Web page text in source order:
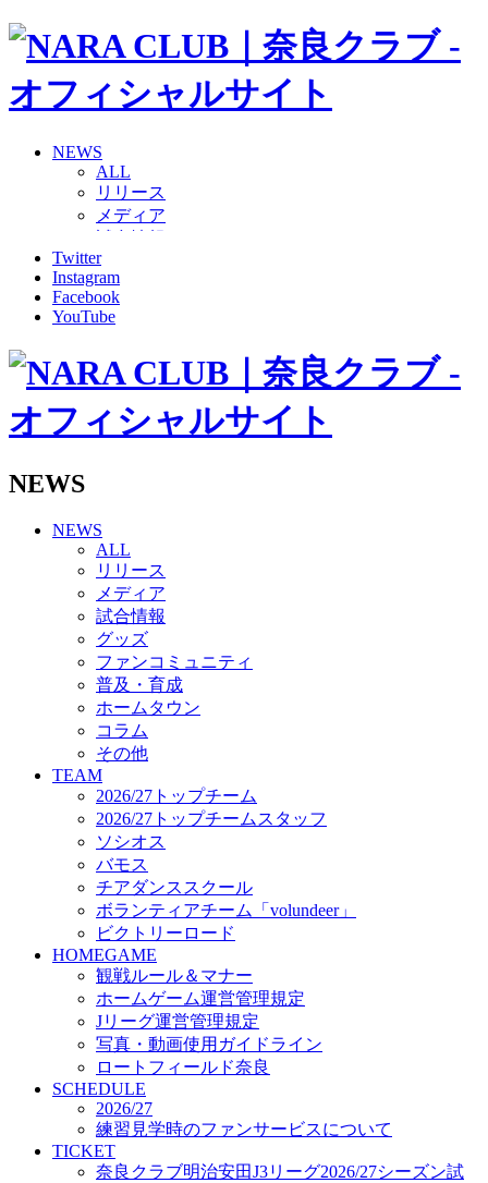
NEWS
ALL
リリース
メディア
グッズ
ファンコミュニティ
普及・育成
ホームタウン
その他
2026/27トップチーム
2026/27トップチームスタッフ
ボランティアチーム「volundeer」
ビクトリーロード
HOMEGAME
観戦ルール＆マナー
ホームゲーム運営管理規定
Jリーグ運営管理規定
写真・動画使用ガイドライン
ロートフィールド奈良
SCHEDULE
2026/27
練習見学時のファンサービスについて
TICKET
奈良クラブ明治安田J3リーグ2026/27シーズン試
合観戦チケット
奈良クラブ明治安田Ｊ3リーグ 2026/27シーズン
「鹿パス」
観戦ルール＆マナー
FANCOMMUNITY
2026/27ファンコミュニティ
サポートショップ
GOODS
オフィシャルストア（実店舗）
オンラインストア
ACADEMY
アカデミーについて
プロジェクト
コーチ&スタッフ
ジュニア
ジュニアユース
ユース
Twitter
Instagram
Facebook
YouTube
NEWS
NEWS
ALL
リリース
メディア
試合情報
グッズ
ファンコミュニティ
普及・育成
ホームタウン
コラム
その他
TEAM
2026/27トップチーム
2026/27トップチームスタッフ
ソシオス
バモス
チアダンススクール
ボランティアチーム「volundeer」
ビクトリーロード
HOMEGAME
観戦ルール＆マナー
ホームゲーム運営管理規定
Jリーグ運営管理規定
写真・動画使用ガイドライン
ロートフィールド奈良
SCHEDULE
2026/27
練習見学時のファンサービスについて
TICKET
奈良クラブ明治安田J3リーグ2026/27シーズン試